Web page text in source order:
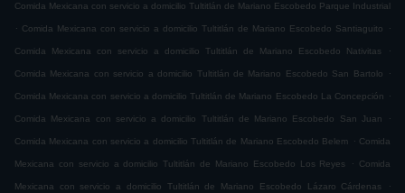
Comida Mexicana con servicio a domicilio Tultitlán de Mariano Escobedo Parque Industrial
. Comida Mexicana con servicio a domicilio Tultitlán de Mariano Escobedo Santiaguito .
Comida Mexicana con servicio a domicilio Tultitlán de Mariano Escobedo Nativitas .
Comida Mexicana con servicio a domicilio Tultitlán de Mariano Escobedo San Bartolo .
Comida Mexicana con servicio a domicilio Tultitlán de Mariano Escobedo La Concepción .
Comida Mexicana con servicio a domicilio Tultitlán de Mariano Escobedo San Juan .
Comida Mexicana con servicio a domicilio Tultitlán de Mariano Escobedo Belem . Comida
Mexicana con servicio a domicilio Tultitlán de Mariano Escobedo Los Reyes . Comida
Mexicana con servicio a domicilio Tultitlán de Mariano Escobedo Lázaro Cárdenas .